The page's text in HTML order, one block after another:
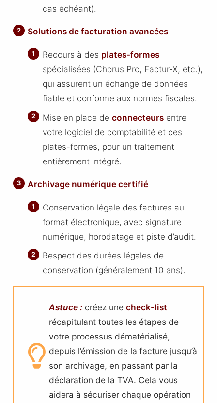
cas échéant).
Solutions de facturation avancées
Recours à des plates-formes
spécialisées (Chorus Pro, Factur-X, etc.),
qui assurent un échange de données
fiable et conforme aux normes fiscales.
Mise en place de connecteursentre
votre logiciel de comptabilité et ces
plates-formes, pour un traitement
entièrement intégré.
Archivage numérique certifié
Conservation légale des factures au
format électronique, avec signature
numérique, horodatage et piste d’audit.
Respect des durées légales de
conservation (généralement 10 ans).
Astuce : créez unecheck-list
récapitulant toutes les étapes de
votre processus dématérialisé,
depuis l’émission de la facture jusqu’à
son archivage, en passant par la
déclaration de la TVA. Cela vous
aidera à sécuriser chaque opération